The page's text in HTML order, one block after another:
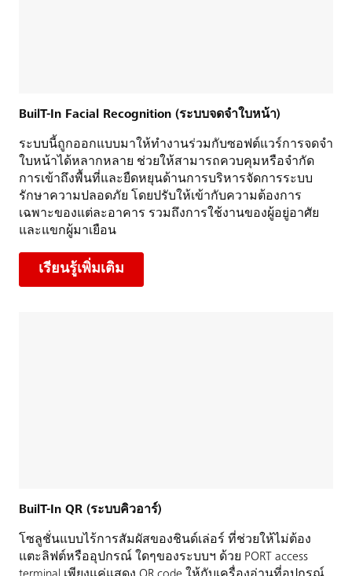
BuilT-In Facial Recognition (ระบบจดจำใบหน้า)
ระบบนี้ถูกออกแบบมาให้ทำงานร่วมกับซอฟต์แวร์การจดจำ
ใบหน้าได้หลากหลาย ช่วยให้สามารถควบคุมหรือจำกัด
การเข้าถึงพื้นที่และยืดหยุนด้านการบริหารจัดการระบบ
รักษาความปลอดภัย โดยปรับให้เข้ากับความต้องการ
เฉพาะของแต่ละอาคาร รวมถึงการใช้งานของผู้อยู่อาศัย
และแขกผู้มาเยือน
เรียนรู้เพิ่มเติม
BuilT-In QR (ระบบคิวอาร์)
โซลูชั่นแบบไร้การสัมผัสของชินด์เล่อร์ ที่ช่วยให้ไม่ต้อง
แตะลิฟต์หรืออุปกรณ์ ใดๆของระบบฯ ด้วย PORT access